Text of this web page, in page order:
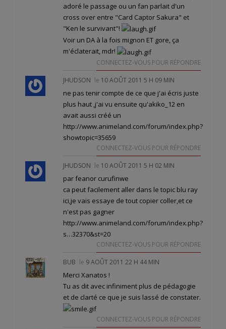
adoré le passage ou un fan parlait d'un
cross over entre "Card Captor Sakura" et
"Ken le survivant"!
Voir un DA à la fois mignon ET gore, ça
m'éclaterait, mdr!
CONNECTEZ-VOUS POUR RÉPONDRE
JHUDSON le 10 AOÛT 2011 5 H 09 MIN
ne pas tenir compte de ce que j'ai écris juste
plus haut ,j'ai vu ensuite qu'akiko_12 en
avait aussi créé un
http://www.animeland.com/forum/index.php?
showtopic=35659
CONNECTEZ-VOUS POUR RÉPONDRE
JHUDSON le 10 AOÛT 2011 5 H 02 MIN
par feanor curufinwe
ca peut facilement aller dans le topic blu ray
ici,je vais essaye de tout copier coller,et ce
n'est pas gagner
http://www.animeland.com/forum/index.php?
s…32370&st=20
CONNECTEZ-VOUS POUR RÉPONDRE
BUB le 9 AOÛT 2011 22 H 44 MIN
Merci Xanatos !
Tu as dit avec infiniment plus de pédagogie
et de clarté ce que je suis lassé de constater.
CONNECTEZ-VOUS POUR RÉPONDRE